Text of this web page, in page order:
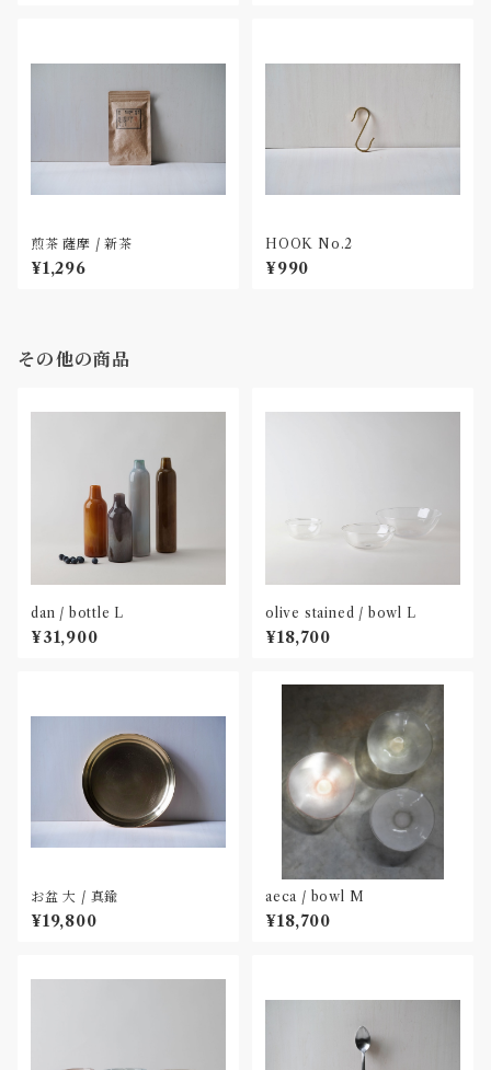
煎茶 薩摩 / 新茶
¥1,296
HOOK No.2
¥990
その他の商品
dan / bottle L
¥31,900
olive stained / bowl L
¥18,700
お盆 大 / 真鍮
¥19,800
aeca / bowl M
¥18,700